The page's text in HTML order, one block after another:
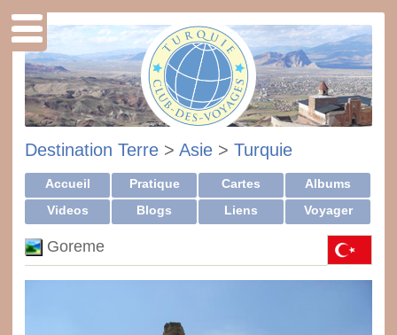
Destination Terre > Asie > Turquie
Accueil Pratique Cartes
Albums
Videos
Blogs Liens Voyager
Goreme